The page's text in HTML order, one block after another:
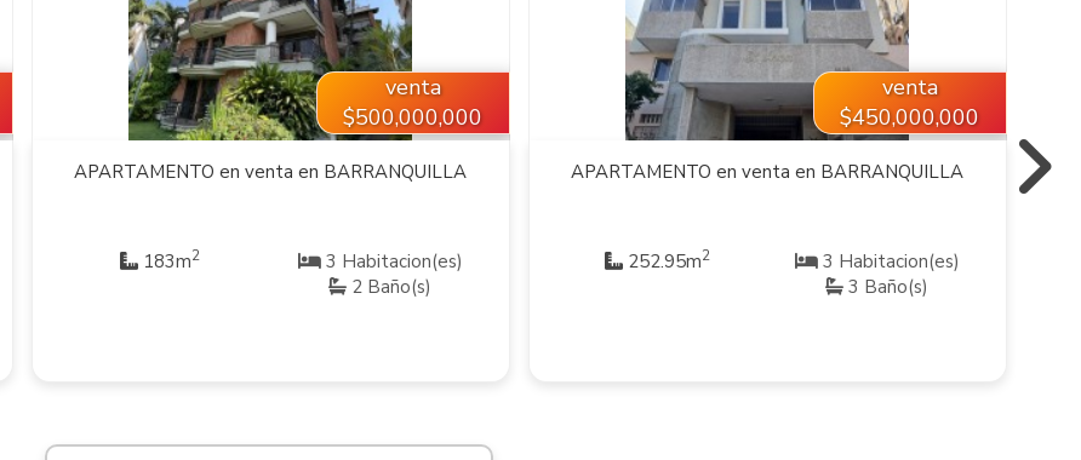
venta
$500,000,000
APARTAMENTO en venta en BARRANQUILLA
183m2
3 Habitacion(es)
2 Baño(s)
venta
$450,000,000
APARTAMENTO en venta en BARRANQUILLA
252.95m2
3 Habitacion(es)
3 Baño(s)